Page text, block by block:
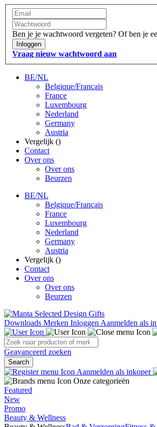
Ben je je wachtwoord vergeten? Of ben je
Inloggen
Vraag nieuw wachtwoord aan
BE/NL
Belgique/Français
France
Luxembourg
Nederland
Germany
Austria
Vergelijk ()
Contact
Over ons
Over ons
Beurzen
BE/NL
Belgique/Français
France
Luxembourg
Nederland
Germany
Austria
Vergelijk ()
Contact
Over ons
Over ons
Beurzen
Downloads Merken Inloggen Aanmelden als
Geavanceerd zoeken
Search
Aanmelden als inkoper
Onze categorieën
Featured
New
Promo
Beauty & Wellness